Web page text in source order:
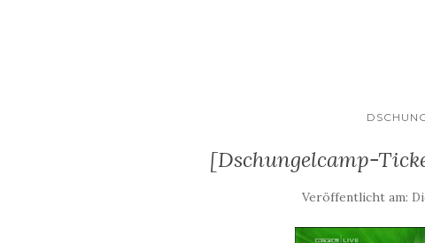
[Dschungelcamp-
Veröffentlicht am: